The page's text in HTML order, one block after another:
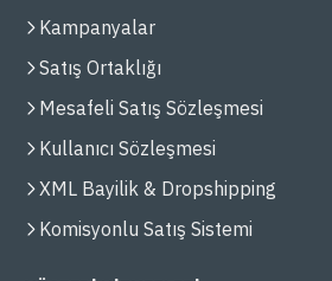
Kampanyalar
Satış Ortaklığı
Mesafeli Satış Sözleşmesi
Kullanıcı Sözleşmesi
XML Bayilik & Dropshipping
Komisyonlu Satış Sistemi